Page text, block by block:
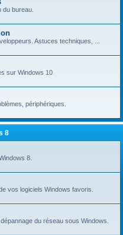
du bureau.
Astuces techniques, ...
sur Windows 10
périphériques.
8
8.
vos logiciels Windows favoris.
du réseau sous Windows.